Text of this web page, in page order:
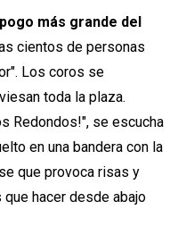
más grande del
cientos de personas
Los coros se
toda la plaza.
Redondos!", se escucha
en una bandera con la
que provoca risas y
que hacer desde abajo